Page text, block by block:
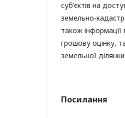
суб’єктів на
земельно-
також
грошову оцінку,
земельної ділянки.
Посилання